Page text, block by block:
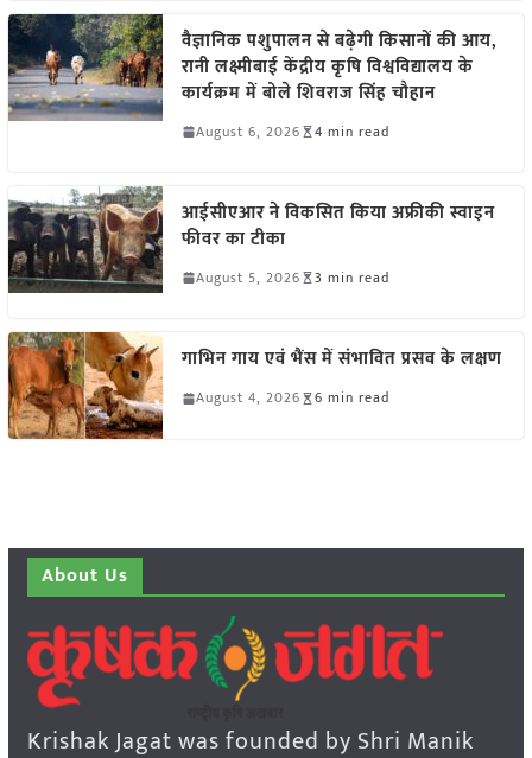
वैज्ञानिक पशुपालन से बढ़ेगी किसानों की आय,
रानी लक्ष्मीबाई केंद्रीय कृषि विश्वविद्यालय के
कार्यक्रम में बोले शिवराज सिंह चौहान
August 6, 2026 4 min read
आईसीएआर ने विकसित किया अफ्रीकी स्वाइन
फीवर का टीका
August 5, 2026 3 min read
गाभिन गाय एवं भैंस में संभावित प्रसव के लक्षण
August 4, 2026 6 min read
About Us
Krishak Jagat was founded by Shri Manik